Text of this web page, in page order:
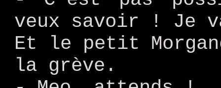
veux savoir ! Je
Et le petit
la grève.